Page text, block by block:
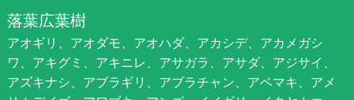
落葉広葉樹
アオギリ、アオダモ、アオハダ、アカシデ、アカメガシ
ワ、アキグミ、アキニレ、アサガラ、アサダ、アジサイ、
アズキナシ、アブラギリ、アブラチャン、アベマキ、アメ